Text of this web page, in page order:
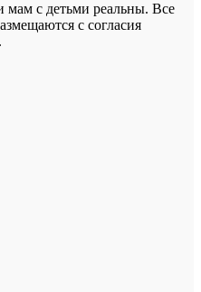
мам с детьми реальны. Все
с согласия